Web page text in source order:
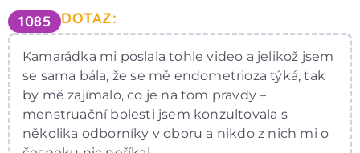
1085 DOTAZ:
Kamarádka mi poslala tohle video a jelikož jsem
se sama bála, že se mě endometrioza týká, tak
by mě zajímalo, co je na tom pravdy –
menstruační bolesti jsem konzultovala s
několika odborníky v oboru a nikdo z nich mi o